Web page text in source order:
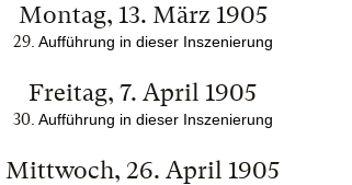
Montag, 13. März 1905
29. Aufführung in dieser Inszenierung
Freitag, 7. April 1905
30. Aufführung in dieser Inszenierung
Mittwoch, 26. April 1905